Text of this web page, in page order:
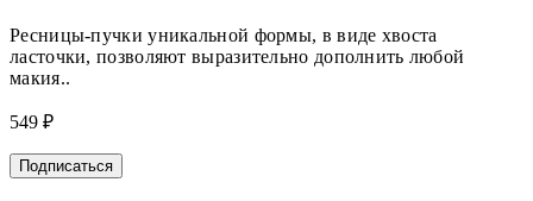
Ресницы-пучки уникальной формы, в виде хвоста
ласточки, позволяют выразительно дополнить любой
макия..
549 ₽
Подписаться